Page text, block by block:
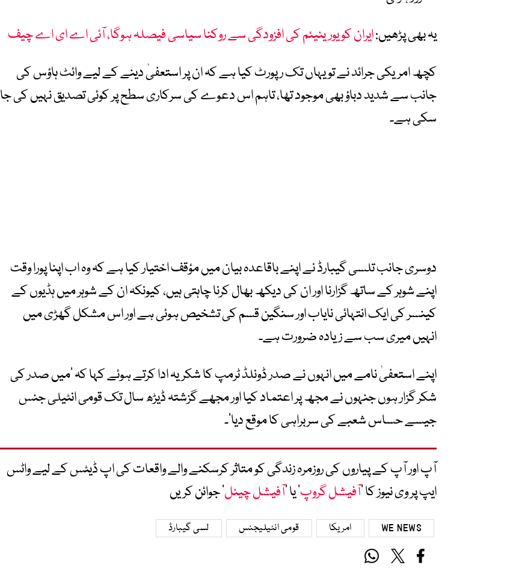
یہ بھی پڑھیں:ایران کو یورینیئم کی افزودگی سے روکنا سیاسی فیصلہ ہوگا، آئی اے ای اے چیف
کچھ امریکی جرائد نے تو یہاں تک رپورٹ کیا ہے کہ ان پر استعفیٰ دینے کے لیے وائٹ ہاؤس کی
جانب سے شدید دباؤ بھی موجود تھا، تاہم اس دعوے کی سرکاری سطح پر کوئی تصدیق نہیں کی جا
سکی ہے۔
دوسری جانب تلسی گیبارڈ نے اپنے باقاعدہ بیان میں مؤقف اختیار کیا ہے کہ وہ اب اپنا پورا وقت
اپنے شوہر کے ساتھ گزارنا اور ان کی دیکھ بھال کرنا چاہتی ہیں، کیونکہ ان کے شوہر میں ہڈیوں کے
کینسر کی ایک انتہائی نایاب اور سنگین قسم کی تشخیص ہوئی ہے اور اس مشکل گھڑی میں
انہیں میری سب سے زیادہ ضرورت ہے۔
اپنے استعفیٰ نامے میں انہوں نے صدر ڈونلڈ ٹرمپ کا شکریہ ادا کرتے ہوئے کہا کہ ’میں صدر کی
شکر گزار ہوں جنہوں نے مجھ پر اعتماد کیا اور مجھے گزشتہ ڈیڑھ سال تک قومی انٹیلی جنس
جیسے حساس شعبے کی سربراہی کا موقع دیا‘۔
آپ اور آپ کے پیاروں کی روزمرہ زندگی کو متاثر کرسکنے والے واقعات کی اپ ڈیٹس کے لیے واٹس
ایپ پر وی نیوز کا ’آفیشل گروپ‘ یا ’آفیشل چینل‘ جوائن کریں
WE NEWS امریکا قومی انٹیلیجنس لسی گیبارڈ